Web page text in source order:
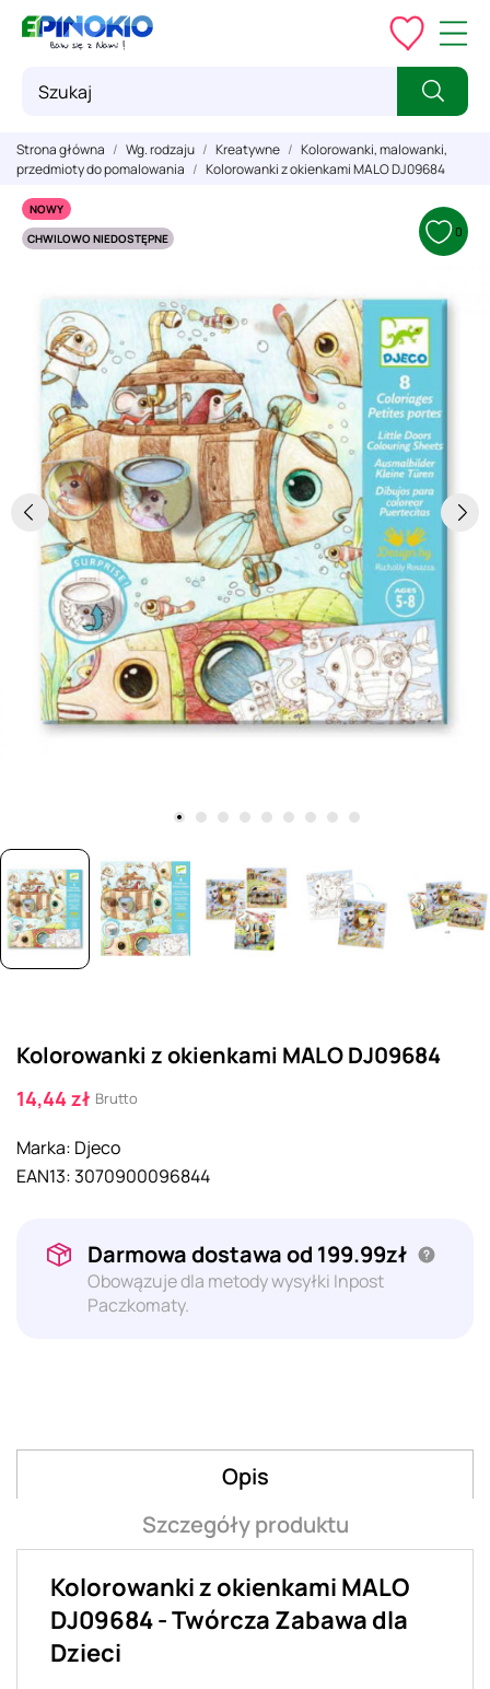
Strona główna Wg. rodzaju Kreatywne
Kolorowanki, malowanki,
przedmioty do pomalowania
Kolorowanki z okienkami MALO DJ09684
NOWY
CHWILOWO NIEDOSTĘPNE
0
Kolorowanki z okienkami MALO DJ09684
14,44 zł Brutto
Marka: Djeco
EAN13:3070900096844
Darmowa dostawa od 199.99zł
Obowązuje dla metody wysyłki Inpost
Paczkomaty.
Opis
Szczegóły produktu
Kolorowanki z okienkami MALO
DJ09684 - Twórcza Zabawa dla
Dzieci